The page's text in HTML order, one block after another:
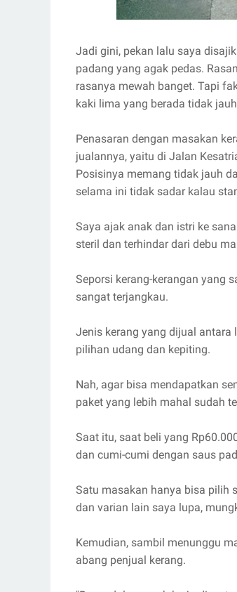
Jadi gini, pekan lalu saya
padang yang agak pedas.
rasanya mewah banget. Tapi
kaki lima yang berada tidak
Penasaran dengan masakan
jualannya, yaitu di Jalan
Posisinya memang tidak jauh
selama ini tidak sadar kalau
Saya ajak anak dan istri ke
steril dan terhindar dari debu
Seporsi kerang-kerangan yang
sangat terjangkau.
Jenis kerang yang dijual antara
pilihan udang dan kepiting.
Nah, agar bisa mendapatkan
paket yang lebih mahal sudah
Saat itu, saat beli yang
dan cumi-cumi dengan saus
Satu masakan hanya bisa pilih
dan varian lain saya lupa,
Kemudian, sambil menunggu
abang penjual kerang.